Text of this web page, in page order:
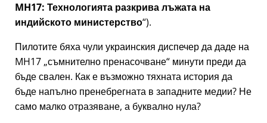
MH17: Технологията разкрива лъжата на
индийското министерство ).
Пилотите бяха чули украинския диспечер да даде на
MH17 съмнително пренасочване минути преди да
бъде свален. Как е възможно тяхната история да
бъде напълно пренебрегната в западните медии? Не
само малко отразяване, а буквално нула?